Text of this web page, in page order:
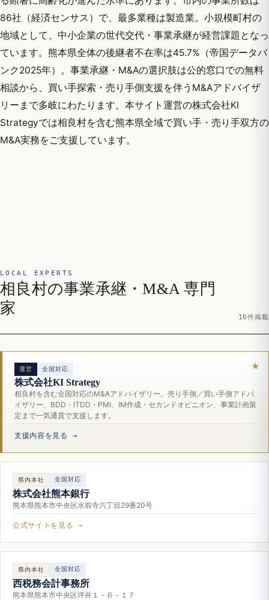
86社（経済センサス）で、最多業種は製造業。小規模町村の
地域として、中小企業の世代交代・事業承継が経営課題となっ
ています。熊本県全体の後継者不在率は45.7%（帝国データバ
ンク2025年）。事業承継・M&Aの選択肢は公的窓口での無料
相談から、買い手探索・売り手側支援を伴うM&Aアドバイザ
リーまで多岐にわたります。本サイト運営の株式会社KI
Strategyでは相良村を含む熊本県全域で買い手・売り手双方の
M&A実務をご支援しています。
LOCAL EXPERTS
相良村の事業承継・M&A 専門
家
10件掲載
運営 全国対応
株式会社KI Strategy
相良村を含む全国対応のM&Aアドバイザリー。売り手側／買い手側アドバ
イザリー、BDD・ITDD・PMI、IM作成・セカンドオピニオン、事業計画策
定まで一気通貫で支援します。
支援内容を見る →
県内本社 全国対応
株式会社熊本銀行
熊本県熊本市中央区水前寺六丁目29番20号
公式サイトを見る →
県内本社 全国対応
西税務会計事務所
熊本県熊本市中央区坪井１－６－１７